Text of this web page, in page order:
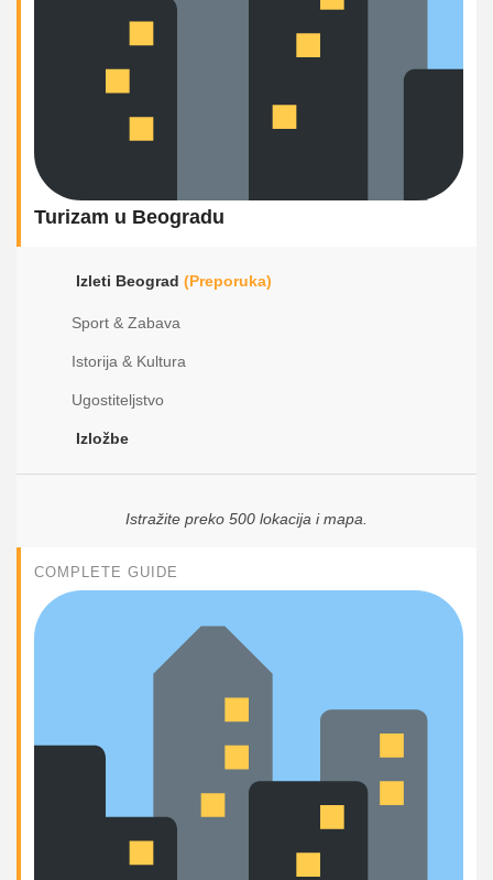
Turizam u Beogradu
Izleti Beograd (Preporuka)
Sport & Zabava
Istorija & Kultura
Ugostiteljstvo
Izložbe
Istražite preko 500 lokacija i mapa.
COMPLETE GUIDE